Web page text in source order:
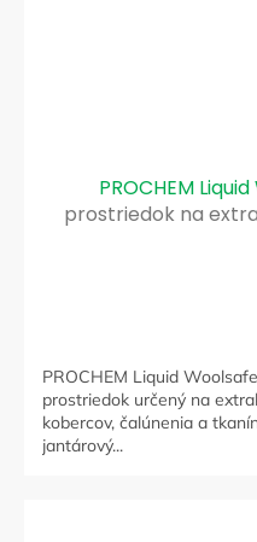
PROCHEM
prostriedok na
PROCHEM Liquid
prostriedok určený na
kobercov, čalúnenia a
jantárový...